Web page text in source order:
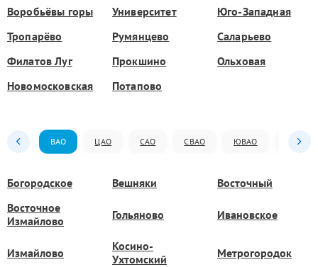
Воробьёвы горы
Университет
Юго-Западная
Тропарёво
Румянцево
Саларьево
Филатов Луг
Прокшино
Ольховая
Новомосковская
Потапово
ВАО ЦАО САО СВАО ЮВАО ЮАО
Богородское Вешняки
Восточный
Восточное
Измайлово
Гольяново Ивановское
Измайлово
Косино-
Ухтомский
Метрогородок